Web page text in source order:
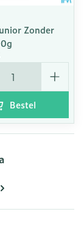
Zonder
Bestel